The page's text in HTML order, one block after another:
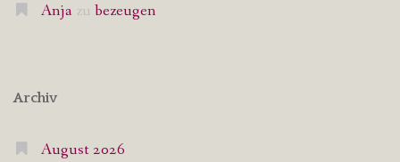
Anja zu bezeugen
Archiv
August 2026